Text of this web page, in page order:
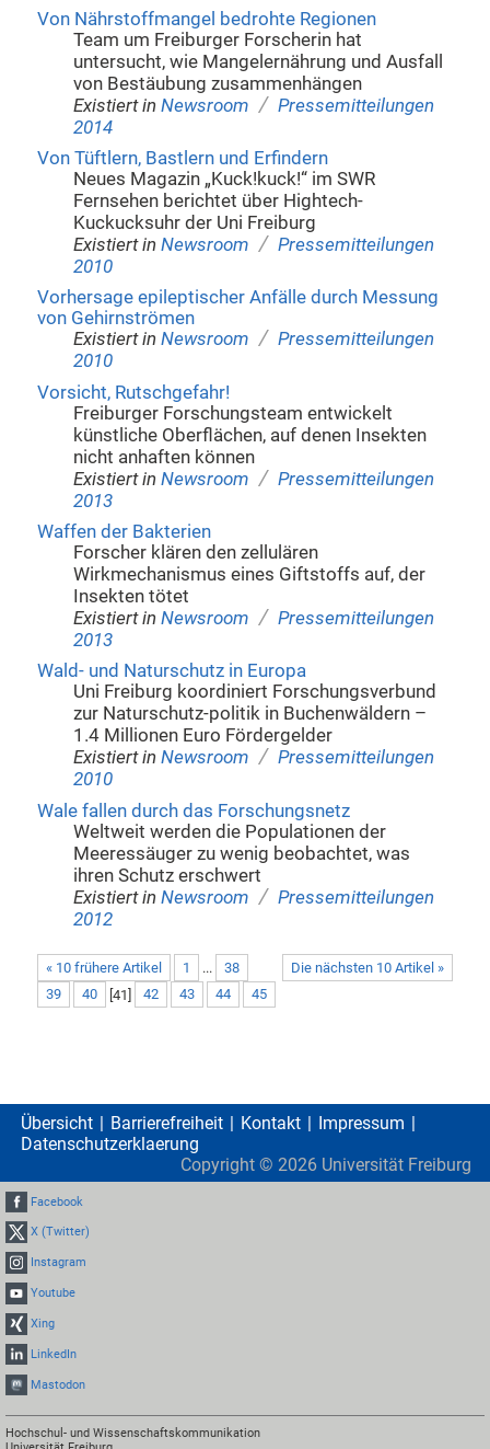
Von Nährstoffmangel bedrohte Regionen
Team um Freiburger Forscherin hat
untersucht, wie Mangelernährung und Ausfall
von Bestäubung zusammenhängen
Existiert in Newsroom / Pressemitteilungen
2014
Von Tüftlern, Bastlern und Erfindern
Neues Magazin „Kuck!kuck!“ im SWR
Fernsehen berichtet über Hightech-
Kuckucksuhr der Uni Freiburg
Existiert in Newsroom / Pressemitteilungen
2010
Vorhersage epileptischer Anfälle durch Messung
von Gehirnströmen
Existiert in Newsroom / Pressemitteilungen
2010
Vorsicht, Rutschgefahr!
Freiburger Forschungsteam entwickelt
künstliche Oberflächen, auf denen Insekten
nicht anhaften können
Existiert in Newsroom / Pressemitteilungen
2013
Waffen der Bakterien
Forscher klären den zellulären
Wirkmechanismus eines Giftstoffs auf, der
Insekten tötet
Existiert in Newsroom / Pressemitteilungen
2013
Wald- und Naturschutz in Europa
Uni Freiburg koordiniert Forschungsverbund
zur Naturschutz-politik in Buchenwäldern –
1.4 Millionen Euro Fördergelder
Existiert in Newsroom / Pressemitteilungen
2010
Wale fallen durch das Forschungsnetz
Weltweit werden die Populationen der
Meeressäuger zu wenig beobachtet, was
ihren Schutz erschwert
Existiert in Newsroom / Pressemitteilungen
2012
« 10 frühere Artikel Die nächsten 10 Artikel »
1 ...
38
39
40 [41] 42 43 44 45
Übersicht Barrierefreiheit Kontakt
Impressum
Datenschutzerklaerung
Copyright © 2026 Universität Freiburg
Facebook
X (Twitter)
Instagram
Youtube
Xing
LinkedIn
Mastodon
Hochschul- und Wissenschaftskommunikation